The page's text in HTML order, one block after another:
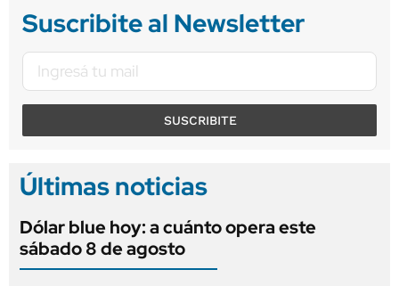
Suscribite al Newsletter
SUSCRIBITE
Últimas noticias
Dólar blue hoy: a cuánto opera este
sábado 8 de agosto